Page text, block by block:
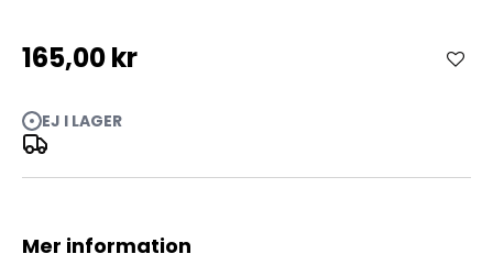
165,00 kr
EJ I LAGER
AJ37 Viggen - Interior & Exterior Detail Set (prepainted)
Mer information